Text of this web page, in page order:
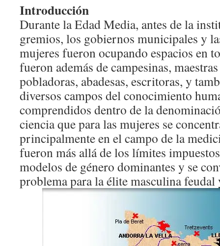
Introducción
Durante la Edad Media, antes de la
gremios, los gobiernos municipales y
mujeres fueron ocupando espacios en
fueron además de campesinas,
pobladoras, abadesas, escritoras, y
diversos campos del conocimiento
comprendidos dentro de la
ciencia que para las mujeres se
principalmente en el campo de la
fueron más allá de los límites
modelos de género dominantes y se
problema para la élite masculina